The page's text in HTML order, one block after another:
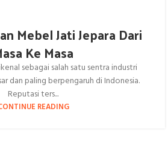
Mebel Jati Jepara Dari
Ke Masa
sebagai salah satu sentra industri
dan paling berpengaruh di Indonesia.
Reputasi ters...
READING